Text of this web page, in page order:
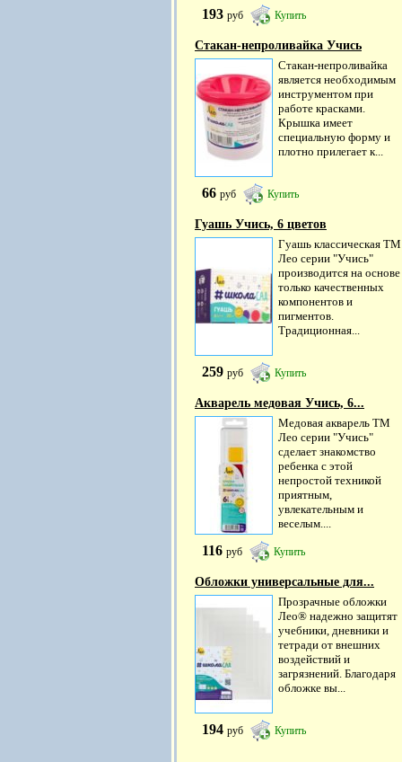
193 руб Купить
Стакан-непроливайка Учись
Стакан-непроливайка
является необходимым
инструментом при
работе красками.
Крышка имеет
специальную форму и
плотно прилегает к...
66 руб Купить
Гуашь Учись, 6 цветов
Гуашь классическая ТМ
Лео серии "Учись"
производится на основе
только качественных
компонентов и
пигментов.
Традиционная...
259 руб Купить
Акварель медовая Учись, 6...
Медовая акварель ТМ
Лео серии "Учись"
сделает знакомство
ребенка с этой
непростой техникой
приятным,
увлекательным и
веселым....
116 руб Купить
Обложки универсальные для...
Прозрачные обложки
Лео® надежно защитят
учебники, дневники и
тетради от внешних
воздействий и
загрязнений. Благодаря
обложке вы...
194 руб Купить